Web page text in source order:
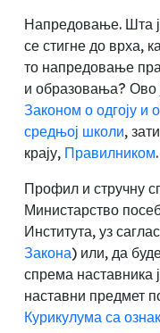
Напредовање. Шта
се стигне до врха,
то напредовање
и образовања? Ово
Законом о одгоју и
средњој школи,
крају, Правилником.
Профил и стручну
Министарство
Института, уз
Закона) или, да
спрема наставника
наставни предмет
Курикулума са